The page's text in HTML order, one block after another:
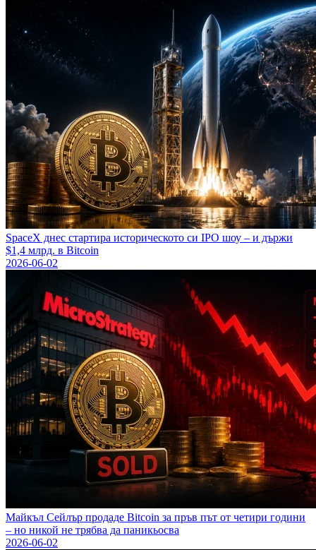
SpaceX днес стартира историческото си IPO шоу – и държи
$1,4 млрд. в Bitcoin
2026-06-02
Майкъл Сейлър продаде Bitcoin за пръв път от четири години
– но никой не трябва да паникьосва
2026-06-02